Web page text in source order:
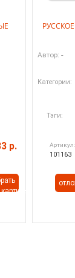
р.
Автор: -
Категории:
Тэги:
Артикул:
101163